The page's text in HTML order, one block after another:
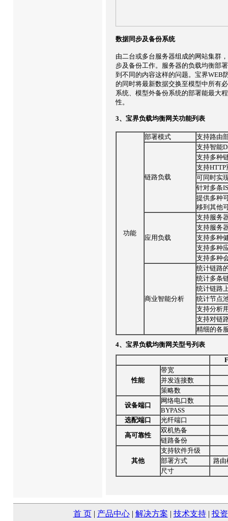
数据同步及备份系统
由二台或多台服务器组成的网站集群
步及备份工作。服务器的负载均衡部
到不同的内容这样的问题。宝界WEB
的同时将最新数据交换至模型中所有
系统、模型外备份系统的部署能最大
性。
3、宝界负载均衡网关功能列表
功能
部署模式 支持路由
链路负载
支持智能
支持多种
支持
可同时实
针对多条
提供多种
移到其他
应用负载
支持服务
支持服务
支持多种
支持多种
支持多种
商业智能分析
统计链路
统计多条
统计链路
统计节点
支持分析
支持对链
精细的各
4、宝界负载均衡网关型号列表
性能
带宽
并发连接数
策略数
设备端口
网络电口数
BYPASS
选配端口
光纤端口
高可靠性
双机热备
链路备份
其他
支持软件升级
部署方式
路
尺寸
首 页| 产品中心| 解决方案 | 技术支持| 投